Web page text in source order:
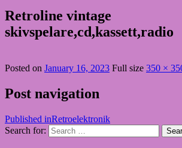
Retroline vintage
skivspelare,cd,kassett,radio
Posted on January 16, 2023 Full size 350 ×
Post navigation
Published inRetroelektronik
Search for: